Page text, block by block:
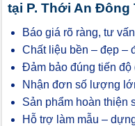
tại P. Thới An Đông
Báo giá rõ ràng, tư
Chất liệu bền – đẹp –
Đảm bảo đúng tiến độ
Nhận đơn số lượng
Sản phẩm hoàn thiện
Hỗ trợ làm mẫu –